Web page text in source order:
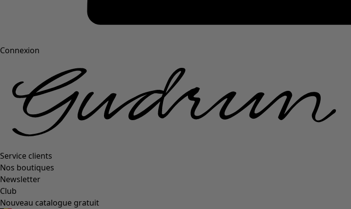
Connexion
Service clients
Nos boutiques
Newsletter
Club
Nouveau catalogue gratuit